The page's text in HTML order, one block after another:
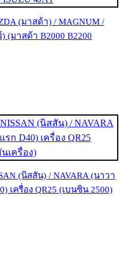
(มาสด้า) / MAGNUM /
(มาสด้า B2000 B2200
(นิสสัน) / NAVARA (นาวา
เครื่อง QR25 (เบนซิน 2500)